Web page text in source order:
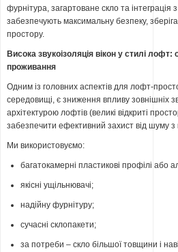
фурнітура, загартоване скло та
забезпечують максимальну безпеку,
простору.
Висока звукоізоляція вікон у стилі
проживання
Одним із головних аспектів для лофт-
середовищі, є зниження впливу зовнішніх
архітектурою лофтів (великі відкриті
забезпечити ефективний захист від шуму з
Ми використовуємо:
багатокамерні пластикові профілі або
якісні ущільнювачі;
надійну фурнітуру;
сучасні склопакети;
за потреби – скло більшої товщини і